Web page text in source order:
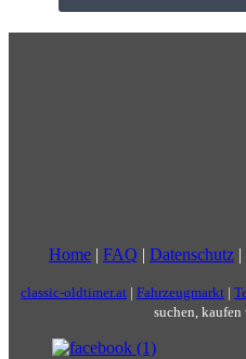
Home | FAQ | Datenschutz |
classic-oldtimer.at | Fahrzeugmarkt |
suchen, kaufen